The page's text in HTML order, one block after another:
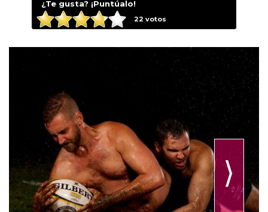
¿Te gusta? ¡Puntúalo!
22 votos
⟩